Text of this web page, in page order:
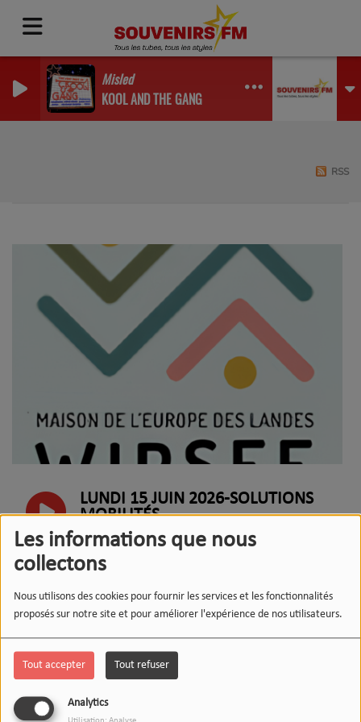
Les informations que nous
collectons
Nous utilisons des cookies pour fournir les services et les fonctionnalités
proposés sur notre site et pour améliorer l'expérience de nos utilisateurs.
Tout accepter Tout refuser
Analytics
Misled
KOOL AND THE GANG
RSS
LUNDI 15 JUIN 2026-SOLUTIONS
MOBILITÉS
VENDREDI 11 JUIN 2026 - LES CMR
LANDES
MERCREDI 10 JUIN 2026-ROGER
ERRARD, ÉCRIVAIN ET CUISINIER